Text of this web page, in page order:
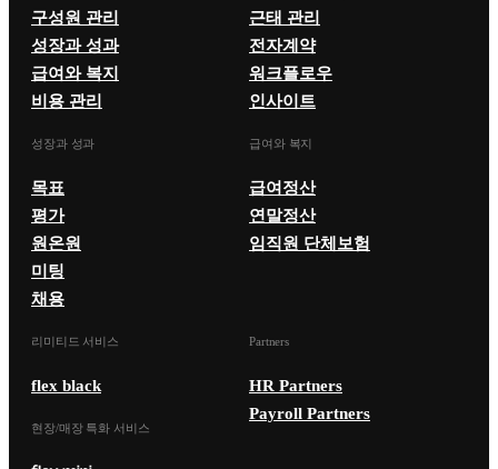
구성원 관리
성장과 성과
급여와 복지
비용 관리
근태 관리
전자계약
워크플로우
인사이트
성장과 성과
목표
평가
원온원
미팅
채용
급여와 복지
급여정산
연말정산
임직원 단체보험
리미티드 서비스
flex black
현장/매장 특화 서비스
Partners
HR Partners
Payroll Partners